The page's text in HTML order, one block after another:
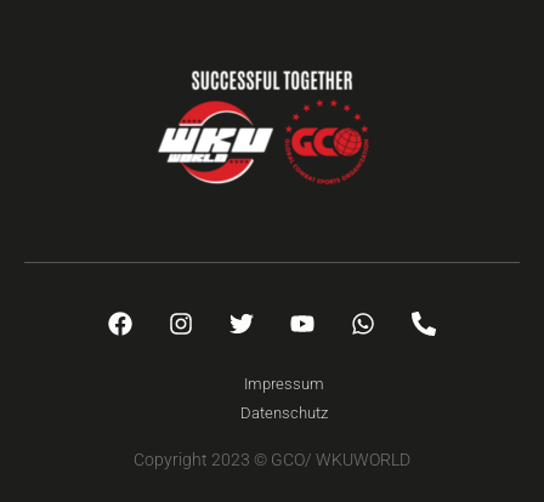
Impressum
Datenschutz
Copyright 2023 © GCO/ WKUWORLD